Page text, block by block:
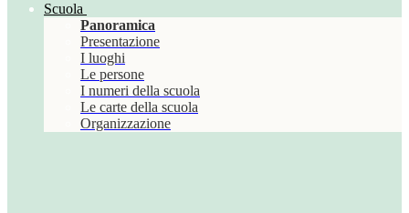
Scuola
Panoramica
Presentazione
I luoghi
Le persone
I numeri della scuola
Le carte della scuola
Organizzazione